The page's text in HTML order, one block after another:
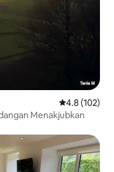
Penarafan
4.8 (102)
Menakjubkan